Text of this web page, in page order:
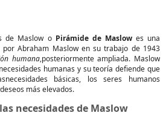
de Maslow o Pirámide de Maslowes una
Abraham Maslow en su trabajo de 1943
humana,posteriormente ampliada. Maslow
humanas y su teoría defiende que
básicas, los seres humanos
más elevados.
necesidades de Maslow